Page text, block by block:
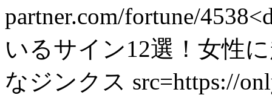
partner.com/fortune/4538
いるサイン12選！女性
なジンクス src=https://